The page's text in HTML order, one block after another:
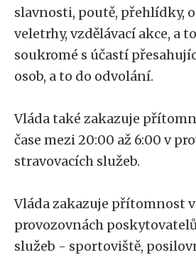
slavnosti, poutě, přehlídky,
veletrhy, vzdělávací akce, a
soukromé s účastí
osob, a to do odvolání.
Vláda také zakazuje
čase mezi 20:00 až 6:00 v
stravovacích služeb.
Vláda zakazuje přítomnost
provozovnách
služeb - sportoviště,